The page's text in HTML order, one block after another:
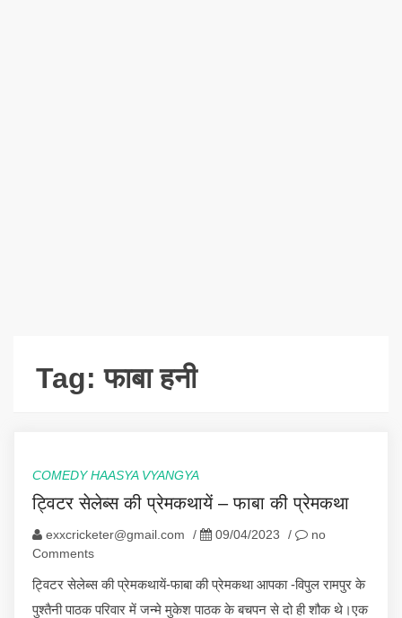
Tag:फाबा हनी
COMEDY HAASYA VYANGYA
ट्विटर सेलेब्स की प्रेमकथायें – फाबा की प्रेमकथा
exxcricketer@gmail.com / 09/04/2023 /
no
Comments
ट्विटर सेलेब्स की प्रेमकथायें-फाबा की प्रेमकथा आपका -विपुल रामपुर के
पुश्तैनी पाठक परिवार में जन्मे मुकेश पाठक के बचपन से दो ही शौक थे।एक